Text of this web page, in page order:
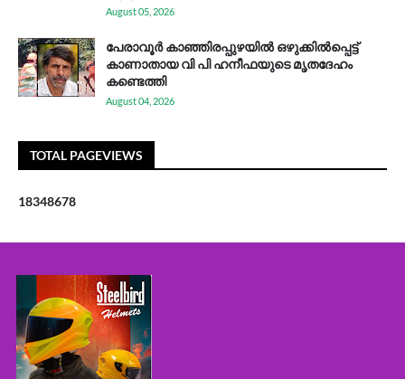
August 05, 2026
പേരാവൂർ കാഞ്ഞിരപ്പുഴയിൽ ഒഴുക്കിൽപ്പെട്ട്
കാണാതായ വി പി ഹനീഫയുടെ മൃതദേഹം
കണ്ടെത്തി
August 04, 2026
TOTAL PAGEVIEWS
18348678